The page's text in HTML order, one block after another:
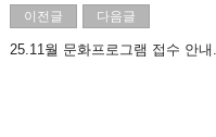
이전글 다음글
25.11월 문화프로그램 접수 안내.